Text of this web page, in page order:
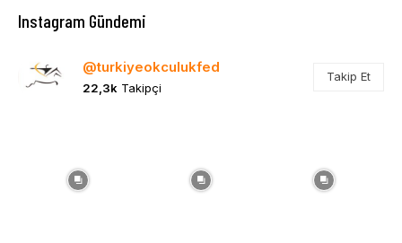
Instagram Gündemi
@turkiyeokculukfed
22,3k Takipçi
Takip Et